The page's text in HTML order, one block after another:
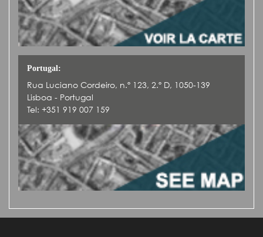
Portugal:
Rua Luciano Cordeiro, n.º 123, 2.º D, 1050-139
Lisboa - Portugal
Tel: +351 919 007 159